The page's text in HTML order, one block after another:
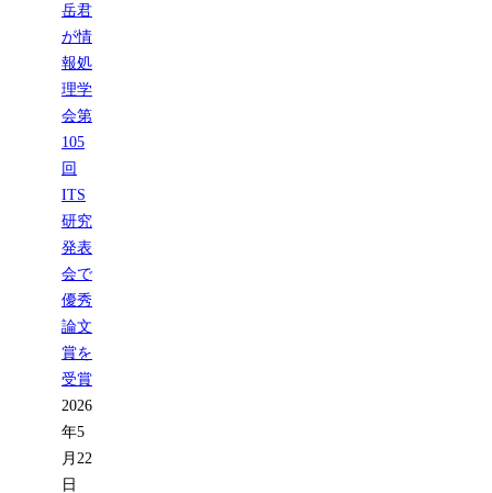
岳君
が情
報処
理学
会第
105
回
ITS
研究
発表
会で
優秀
論文
賞を
受賞
2026
年5
月22
日